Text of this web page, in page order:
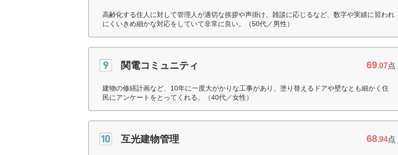
高齢化する住人に対して管理人が適切な挨拶や声掛け、雑談に応じるなど、数字や実績に習われ
にくいきめ細かな対応をしていて非常に良い。（50代／男性）
関電コミュニティ 69.07点
建物の修繕計画など、10年に一度大がかりな工事があり、塗り替えるドアや壁なとも細かく住
民にアンケートをとってくれる。（40代／女性）
互光建物管理 68.94点